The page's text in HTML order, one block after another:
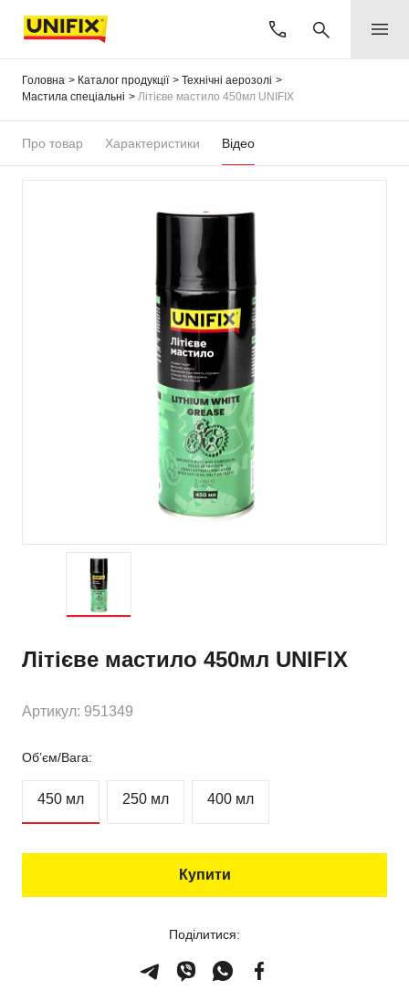
Головна Каталог продукції
Технічні аерозолі
Мастила спеціальні
Літієве мастило 450мл UNIFIX
Про товар Характеристики Відео
Літієве мастило 450мл UNIFIX
Артикул: 951349
Об’єм/Вага:
450 мл 250 мл 400 мл
Купити
Поділитися: